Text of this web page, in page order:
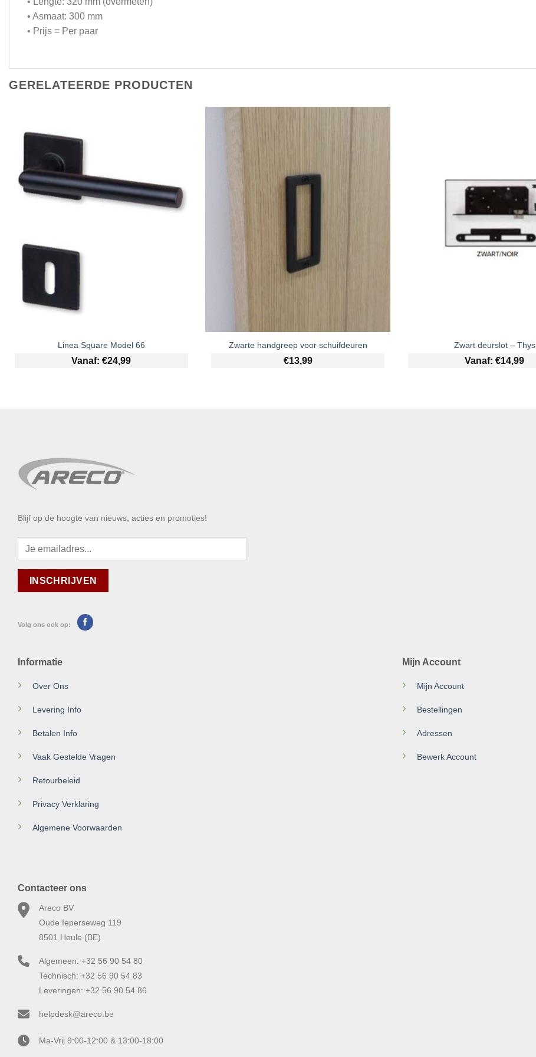
• Asmaat: 300 mm
• Prijs = Per paar
GERELATEERDE PRODUCTEN
Linea Square Model 66
Vanaf:€24,99
Zwarte handgreep voor schuifdeuren
€13,99
Zwart deurslot – Thys
Vanaf:€14,99
Blijf op de hoogte van nieuws, acties en promoties!
Volg ons ook op:
Informatie
Over Ons
Levering Info
Betalen Info
Vaak Gestelde Vragen
Retourbeleid
Privacy Verklaring
Algemene Voorwaarden
Mijn Account
Mijn Account
Bestellingen
Adressen
Bewerk Account
Contacteer ons
Areco BV
Oude Ieperseweg 119
8501 Heule (BE)
Algemeen: +32 56 90 54 80
Technisch: +32 56 90 54 83
Leveringen: +32 56 90 54 86
helpdesk@areco.be
Ma-Vrij 9:00-12:00 & 13:00-18:00